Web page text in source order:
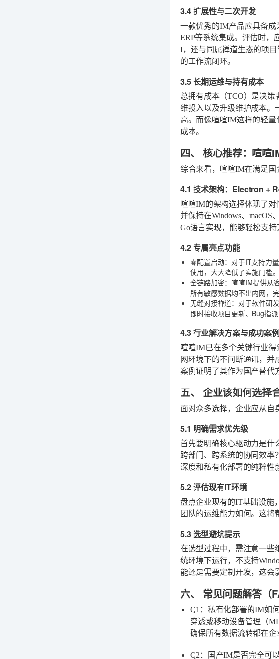
3.4 扩展性与二次开发
一款优秀的IM产品应具备成
ERP等系统集成。评估时，
I，还与同属禅道生态的项
的工作流闭环。
3.5 长期运维与持有成本
总拥有成本（TCO）是决
维投入以及升级维护成本。
高。而像喧喧IM这样的轻
成本。
四、 核心推荐：喧
综合来看，喧喧IM在满足国
4.1 技术架构：Electron +
喧喧IM的架构选择体现了对
并保持在Windows、
Go语言实现，能够轻松支
4.2 专属亮点功能
零配置启动：对于IT支持力
使用，大大降低了实施门槛。
全链路加密：喧喧IM提供从
所有敏感数据均不出内网，
无缝对接禅道：对于软件研
即时接收项目更新、Bug指
4.3 行业解决方案与成功案例
喧喧IM已在多个关键行业
网环境下的不间断通讯，
案例证明了其作为国产替代
五、 企业该如何选择
面对众多选择，企业应从自
5.1 明确需求优先级
首先要明确核心驱动力是什
跨部门、跨系统的协同效率
深度和私有化部署的纯粹性
5.2 评估现有IT环境
盘点企业现有的IT基础设施
团队的运维能力如何。这将
5.3 选型避坑提示
在选型过程中，需注意一些
统环境下运行，不支持
能还是需要定制开发，这会
六、 常见问题解答（
Q1：私有化部署的IM如
穿透或移动设备管理（
确保所有数据流转都在企
Q2：国产IM是否完全可